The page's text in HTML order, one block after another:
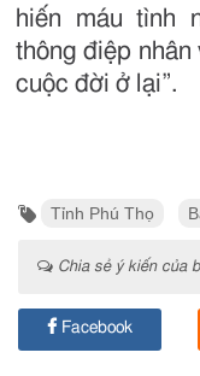
hiến máu tình
thông điệp nhân
cuộc đời ở lại”.
Tỉnh Phú Thọ
Chia sẻ ý kiến của
Facebook